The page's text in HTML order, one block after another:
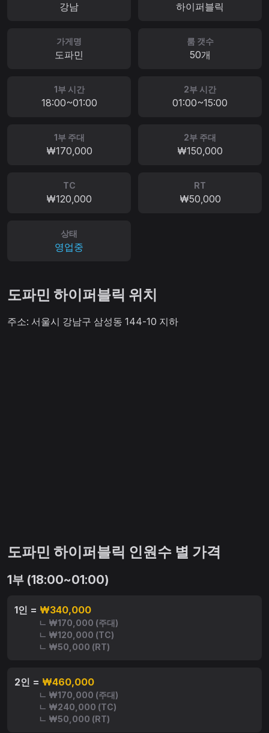
강남 하이퍼블릭
가게명
도파민
룸 갯수
50개
1부 시간
18:00~01:00
2부 시간
01:00~15:00
1부 주대
₩170,000
2부 주대
₩150,000
TC
₩120,000
RT
₩50,000
상태
영업중
도파민 하이퍼블릭 위치
주소: 서울시 강남구 삼성동 144-10 지하
도파민 하이퍼블릭 인원수 별 가격
1부 (18:00~01:00)
1인 = ₩340,000
ㄴ ₩170,000 (주대)
ㄴ ₩120,000 (TC)
ㄴ ₩50,000 (RT)
2인 = ₩460,000
ㄴ ₩170,000 (주대)
ㄴ ₩240,000 (TC)
ㄴ ₩50,000 (RT)